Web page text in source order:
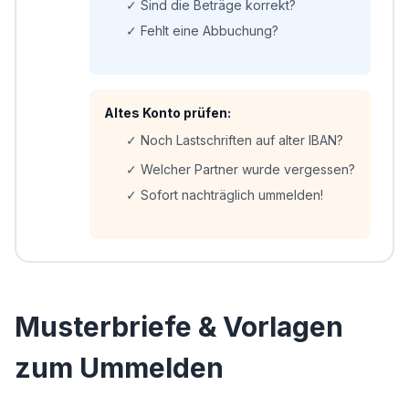
✓ Sind die Beträge korrekt?
✓ Fehlt eine Abbuchung?
Altes Konto prüfen:
✓ Noch Lastschriften auf alter IBAN?
✓ Welcher Partner wurde vergessen?
✓ Sofort nachträglich ummelden!
Musterbriefe & Vorlagen
zum Ummelden